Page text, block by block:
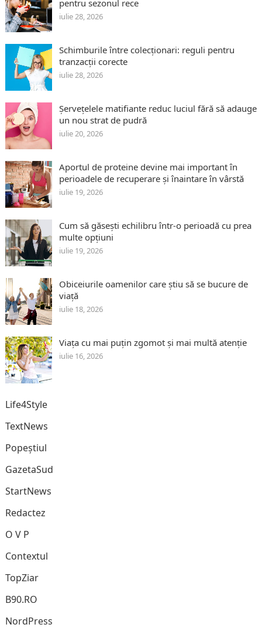
pentru sezonul rece
iulie 28, 2026
Schimburile între colecționari: reguli pentru
tranzacții corecte
iulie 28, 2026
Șervețelele matifiante reduc luciul fără să adauge
un nou strat de pudră
iulie 20, 2026
Aportul de proteine devine mai important în
perioadele de recuperare și înaintare în vârstă
iulie 19, 2026
Cum să găsești echilibru într-o perioadă cu prea
multe opțiuni
iulie 19, 2026
Obiceiurile oamenilor care știu să se bucure de
viață
iulie 18, 2026
Viața cu mai puțin zgomot și mai multă atenție
iulie 16, 2026
Life4Style
TextNews
Popeștiul
GazetaSud
StartNews
Redactez
O V P
Contextul
TopZiar
B90.RO
NordPress